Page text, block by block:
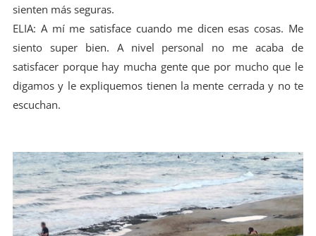
sienten más seguras.
ELIA: A mí me satisface cuando me dicen esas cosas. Me
siento super bien. A nivel personal no me acaba de
satisfacer porque hay mucha gente que por mucho que le
digamos y le expliquemos tienen la mente cerrada y no te
escuchan.